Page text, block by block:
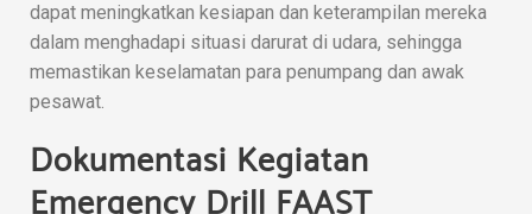
dapat meningkatkan kesiapan dan keterampilan mereka
dalam menghadapi situasi darurat di udara, sehingga
memastikan keselamatan para penumpang dan awak
pesawat.
Dokumentasi Kegiatan